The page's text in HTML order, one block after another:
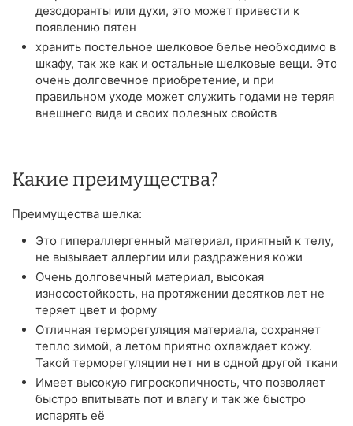
дезодоранты или духи, это может привести к
появлению пятен
хранить постельное шелковое белье необходимо в
шкафу, так же как и остальные шелковые вещи. Это
очень долговечное приобретение, и при
правильном уходе может служить годами не теряя
внешнего вида и своих полезных свойств
Какие преимущества?
Преимущества шелка:
Это гипераллергенный материал, приятный к телу,
не вызывает аллергии или раздражения кожи
Очень долговечный материал, высокая
износостойкость, на протяжении десятков лет не
теряет цвет и форму
Отличная терморегуляция материала, сохраняет
тепло зимой, а летом приятно охлаждает кожу.
Такой терморегуляции нет ни в одной другой ткани
Имеет высокую гигроскопичность, что позволяет
быстро впитывать пот и влагу и так же быстро
испарять её